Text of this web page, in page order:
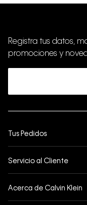
Registra tus datos,
promociones y
Tus Pedidos
Formas de Pago
Servicio al Cliente
Acerca de Calvin Klein